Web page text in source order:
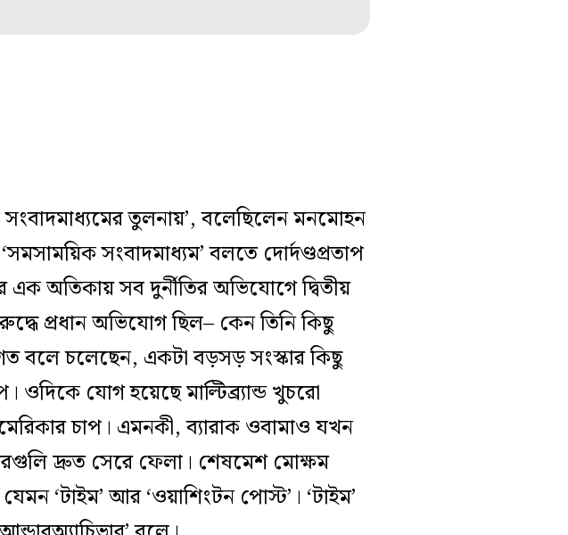
তুলনায়’, বলেছিলেন মনমোহন
‘সমসাময়িক সংবাদমাধ্যম’ বলতে দোর্দণ্ডপ্রতাপ
অতিকায় সব দুর্নীতির অভিযোগে দ্বিতীয়
প্রধান অভিযোগছিল– কেন তিনি কিছু
বলে চলেছেন, একটা বড়সড় সংস্কার কিছু
ওদিকে যোগ হয়েছেমাল্টিব্র্যান্ড খুচরো
চাপ। এমনকী, ব্যারাক ওবামাও যখন
দ্রুত সেরে ফেলা। শেষমেশমোক্ষম
যেমন‘টাইম’আর‘ওয়াশিংটন পোস্ট’ । ‘টাইম’